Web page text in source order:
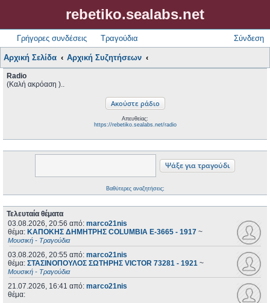
rebetiko.sealabs.net
Γρήγορες συνδέσεις Τραγούδια Σύνδεση
Αρχική Σελίδα Αρχική Συζητήσεων
Radio
(Καλή ακρόαση )..
Απευθείας:
https://rebetiko.sealabs.net/radio
Βαθύτερες αναζητήσεις;
Τελευταία θέματα
03.08.2026, 20:56 από: marco21nis
θέμα: ΚΑΠΟΚΗΣ ΔΗΜΗΤΡΗΣ COLUMBIA E-3665 - 1917 ~
Μουσική - Τραγούδια
03.08.2026, 20:55 από: marco21nis
θέμα: ΣΤΑΣΙΝΟΠΟΥΛΟΣ ΣΩΤΗΡΗΣ VICTOR 73281 - 1921 ~
Μουσική - Τραγούδια
21.07.2026, 16:41 από: marco21nis
θέμα: